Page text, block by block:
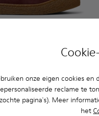
onze eigen cookies en
reclame te
pagina's). Meer
het